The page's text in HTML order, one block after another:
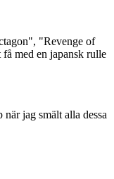
"Revenge of
med en japansk rulle
jag smält alla dessa